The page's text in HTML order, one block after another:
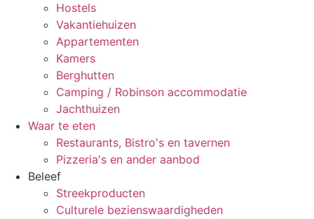
Hostels
Vakantiehuizen
Appartementen
Kamers
Berghutten
Camping / Robinson accommodatie
Jachthuizen
Waar te eten
Restaurants, Bistro's en tavernen
Pizzeria's en ander aanbod
Beleef
Streekproducten
Culturele bezienswaardigheden